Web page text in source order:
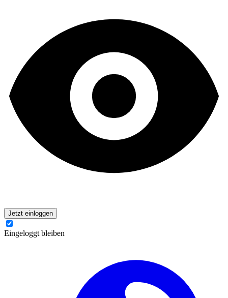
Jetzt einloggen
Eingeloggt bleiben